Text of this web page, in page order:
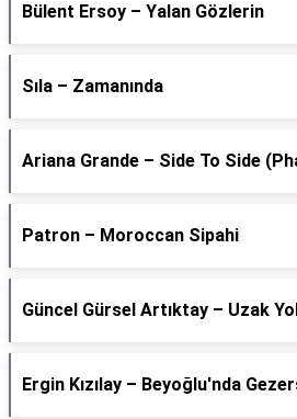
Bülent Ersoy – Yalan Gözlerin
Sıla – Zamanında
Ariana Grande – Side To Side
Patron – Moroccan Sipahi
Güncel Gürsel Artıktay – Uzak
Ergin Kızılay – Beyoğlu'nda